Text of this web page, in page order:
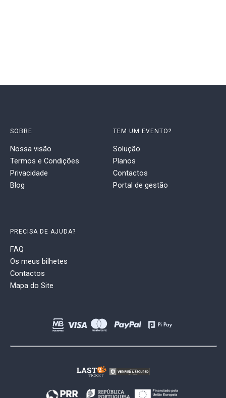
SOBRE
Nossa visão
Termos e Condições
Privacidade
Blog
TEM UM EVENTO?
Solução
Planos
Contactos
Portal de gestão
PRECISA DE AJUDA?
FAQ
Os meus bilhetes
Contactos
Mapa do Site